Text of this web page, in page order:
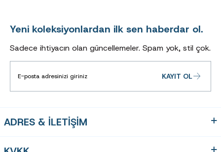
Yeni koleksiyonlardan ilk sen haberdar ol.
Sadece ihtiyacın olan güncellemeler. Spam yok, stil çok.
KAYIT OL
ADRES & İLETİŞİM